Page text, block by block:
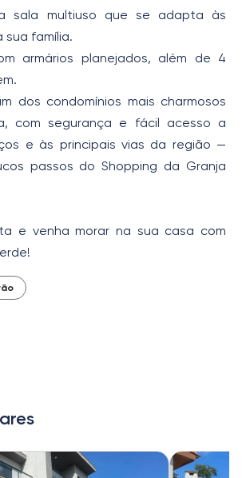
sala multiuso que se adapta às
sua família.
armários planejados, além de 4
dos condomínios mais charmosos
com segurança e fácil acesso a
e às principais vias da região —
passos do Shopping da Granja
e venha morar na sua casa com